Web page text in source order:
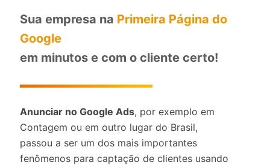
Sua empresa na Primeira Página do
Google
em minutos e com o cliente certo!
Anunciar no Google Ads, por exemplo em
Contagem ou em outro lugar do Brasil,
passou a ser um dos mais importantes
fenômenos para captação de clientes usando